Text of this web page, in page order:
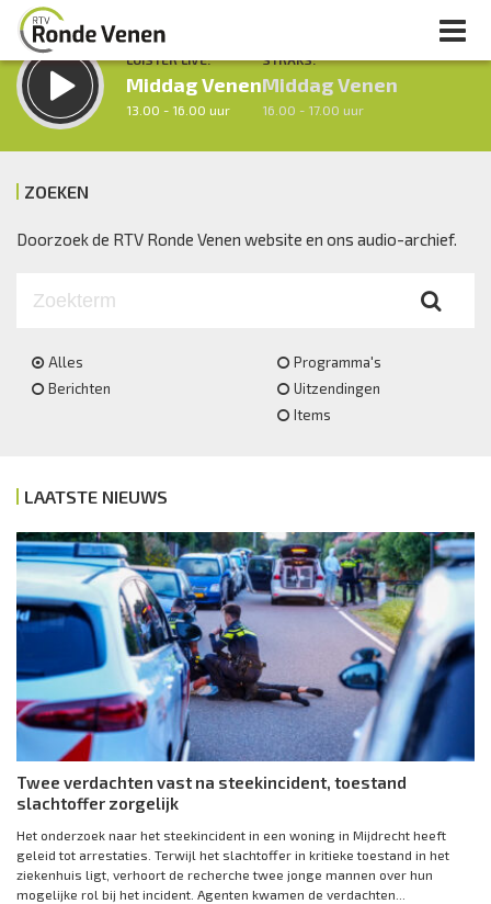
LUISTER LIVE:
Middag Venen
13.00 - 16.00 uur
STRAKS:
Middag Venen
16.00 - 17.00 uur
Vorig uur Volgend uur
ZOEKEN
Doorzoek de RTV Ronde Venen website en ons audio-archief.
Alles
Berichten
Programma's
Uitzendingen
Items
LAATSTE NIEUWS
Twee verdachten vast na steekincident, toestand
slachtoffer zorgelijk
Het onderzoek naar het steekincident in een woning in Mijdrecht heeft
geleid tot arrestaties. Terwijl het slachtoffer in kritieke toestand in het
ziekenhuis ligt, verhoort de recherche twee jonge mannen over hun
mogelijke rol bij het incident. Agenten kwamen de verdachten...